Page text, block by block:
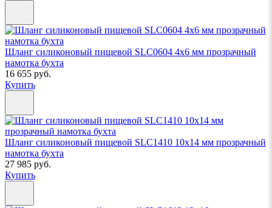
Шланг силиконовый пищевой SLC0604 4х6 мм прозрачный
намотка бухта
16 655 руб.
Купить
Шланг силиконовый пищевой SLC1410 10х14 мм прозрачный
намотка бухта
27 985 руб.
Купить